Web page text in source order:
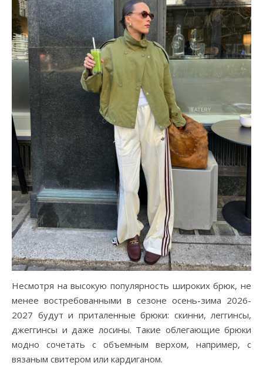
Несмотря на высокую популярность широких брюк, не
менее востребованными в сезоне осень-зима 2026-
2027 будут и приталенные брюки: скинни, леггинсы,
джеггинсы и даже лосины. Такие облегающие брюки
модно сочетать с объемным верхом, например, с
вязаным свитером или кардиганом.